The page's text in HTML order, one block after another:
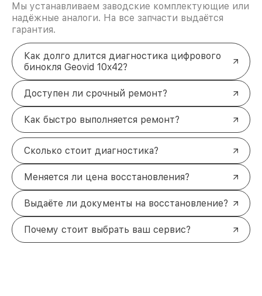
Мы устанавливаем заводские комплектующие или
надёжные аналоги. На все запчасти выдаётся
гарантия.
Как долго длится диагностика цифрового
бинокля Geovid 10x42?
Доступен ли срочный ремонт?
Как быстро выполняется ремонт?
Сколько стоит диагностика?
Меняется ли цена восстановления?
Выдаёте ли документы на восстановление?
Почему стоит выбрать ваш сервис?